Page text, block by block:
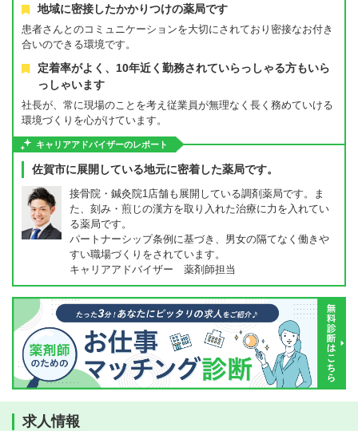
地域に密接したかかりつけの薬局です
患者さんとのコミュニケーションを大切にされており密接なお付き
合いのできる環境です。
定着率がよく、10年近く勤務されていらっしゃる方もいら
っしゃいます
社長が、常に現場のことを考え従業員が無理なく長く務めていける
環境づくりを心がけています。
キャリアアドバイザーのレポート
佐賀市に展開している地元に密着した薬局です。
接骨院・鍼灸院1店舗も展開している調剤薬局です。ま
た、刻み・煎じの漢方を取り入れた治療に力を入れてい
る薬局です。
パートナーシップ条例に基づき、男女の隔てなく働きや
すい職場づくりをされています。
キャリアアドバイザー 薬剤師担当
求人情報